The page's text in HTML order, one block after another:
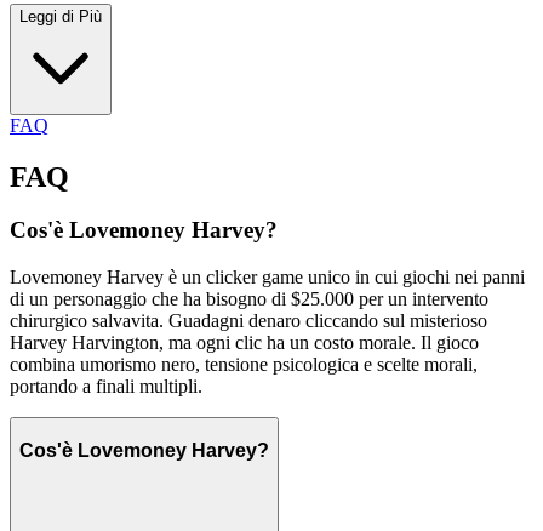
Leggi di Più
FAQ
FAQ
Cos'è Lovemoney Harvey?
Lovemoney Harvey è un clicker game unico in cui giochi nei panni
di un personaggio che ha bisogno di $25.000 per un intervento
chirurgico salvavita. Guadagni denaro cliccando sul misterioso
Harvey Harvington, ma ogni clic ha un costo morale. Il gioco
combina umorismo nero, tensione psicologica e scelte morali,
portando a finali multipli.
Cos'è Lovemoney Harvey?